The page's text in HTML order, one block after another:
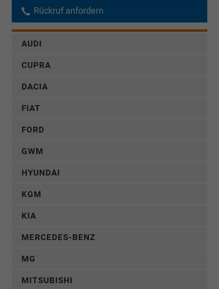
Rückruf anfordern
AUDI
CUPRA
DACIA
FIAT
FORD
GWM
HYUNDAI
KGM
KIA
MERCEDES-BENZ
MG
MITSUBISHI